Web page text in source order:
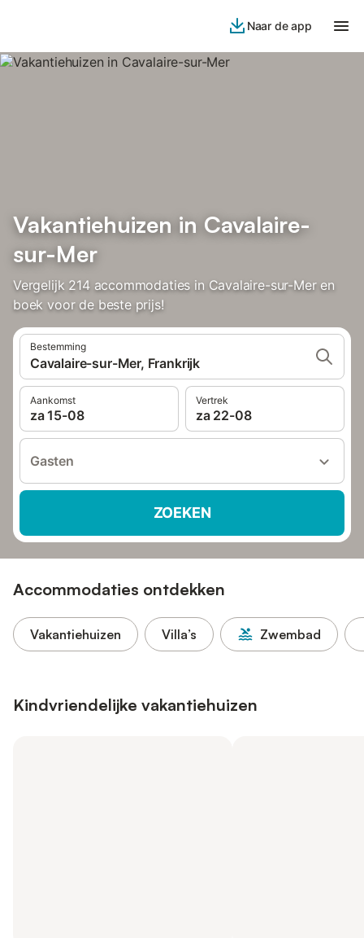
Naar de app
Vakantiehuizen in Cavalaire-
sur-Mer
Vergelijk 214 accommodaties in Cavalaire-sur-Mer en
boek voor de beste prijs!
Bestemming
Cavalaire-sur-Mer, Frankrijk
Aankomst
za 15-08
Vertrek
za 22-08
Gasten
ZOEKEN
Accommodaties ontdekken
Vakantiehuizen Villa’s Zwembad
Kindvriendelijke vakantiehuizen